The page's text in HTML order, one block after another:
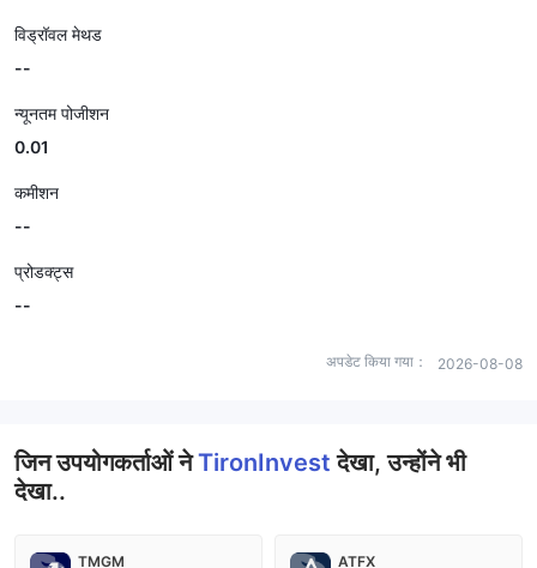
विड्रॉवल मेथड
--
न्यूनतम पोजीशन
0.01
कमीशन
--
प्रोडक्ट्स
--
अपडेट किया गया： 2026-08-08
जिन उपयोगकर्ताओं नेTironInvestदेखा, उन्होंने भी
देखा..
TMGM ATFX